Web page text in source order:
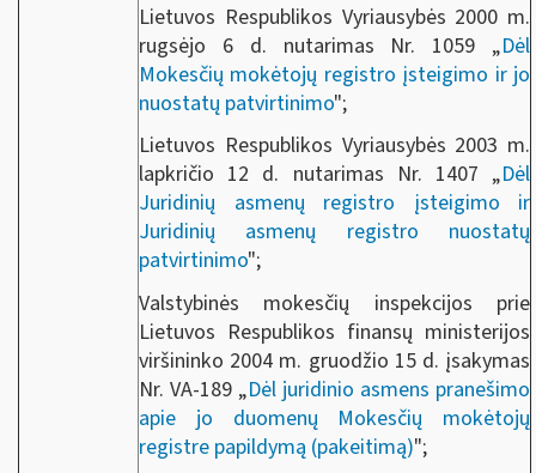
Lietuvos Respublikos Vyriausybės 2000 m.
rugsėjo 6 d. nutarimas Nr. 1059 „Dėl
Mokesčių mokėtojų registro įsteigimo ir jo
nuostatų patvirtinimo";
Lietuvos Respublikos Vyriausybės 2003 m.
lapkričio 12 d. nutarimas Nr. 1407 „Dėl
Juridinių asmenų registro įsteigimo ir
Juridinių asmenų registro nuostatų
patvirtinimo";
Valstybinės mokesčių inspekcijos prie
Lietuvos Respublikos finansų ministerijos
viršininko 2004 m. gruodžio 15 d. įsakymas
Nr. VA-189 „Dėl juridinio asmens pranešimo
apie jo duomenų Mokesčių mokėtojų
registre papildymą (pakeitimą)";